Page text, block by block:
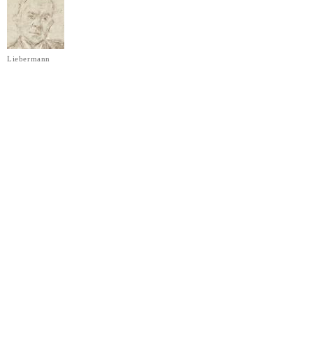
Liebermann